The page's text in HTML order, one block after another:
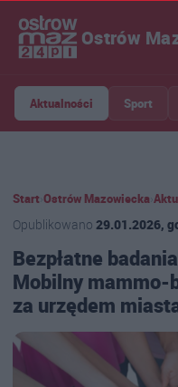
Ostrów
Aktualności Sport
Start Ostrów Mazowiecka
Opublikowano 29.01.2026,
Bezpłatne
Mobilny mammo-
za urzędem